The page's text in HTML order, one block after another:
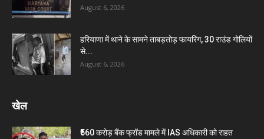
August 6, 2026
हरियाणा में थाने के सामने ताबड़तोड़ फायरिंग, 30 राउंड गोलियों
से...
August 6, 2026
खेल
₹560 करोड़ बैंक फ्रॉड मामले में IAS अधिकारी को राहत